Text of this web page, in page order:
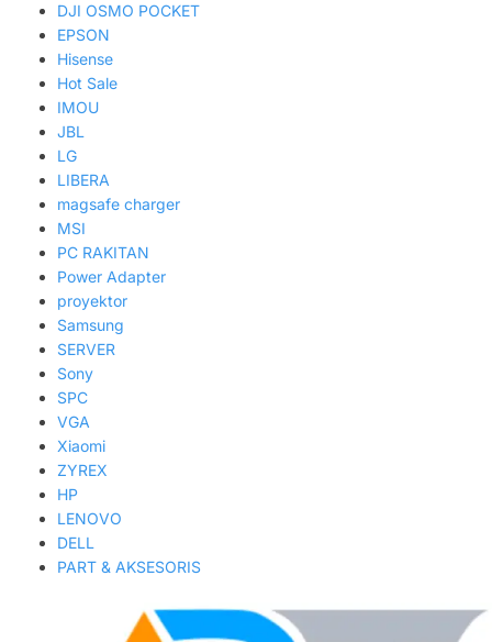
DJI OSMO POCKET
EPSON
Hisense
Hot Sale
IMOU
JBL
LG
LIBERA
magsafe charger
MSI
PC RAKITAN
Power Adapter
proyektor
Samsung
SERVER
Sony
SPC
VGA
Xiaomi
ZYREX
HP
LENOVO
DELL
PART & AKSESORIS